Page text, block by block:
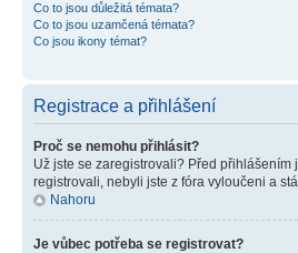
Co to jsou důležitá témata?
Co to jsou uzamčená témata?
Co jsou ikony témat?
Registrace a přihlášení
Proč se nemohu přihlásit?
Už jste se zaregistrovali? Před
registrovali, nebyli jste z fóra vyloučeni a
Nahoru
Je vůbec potřeba se registrovat?